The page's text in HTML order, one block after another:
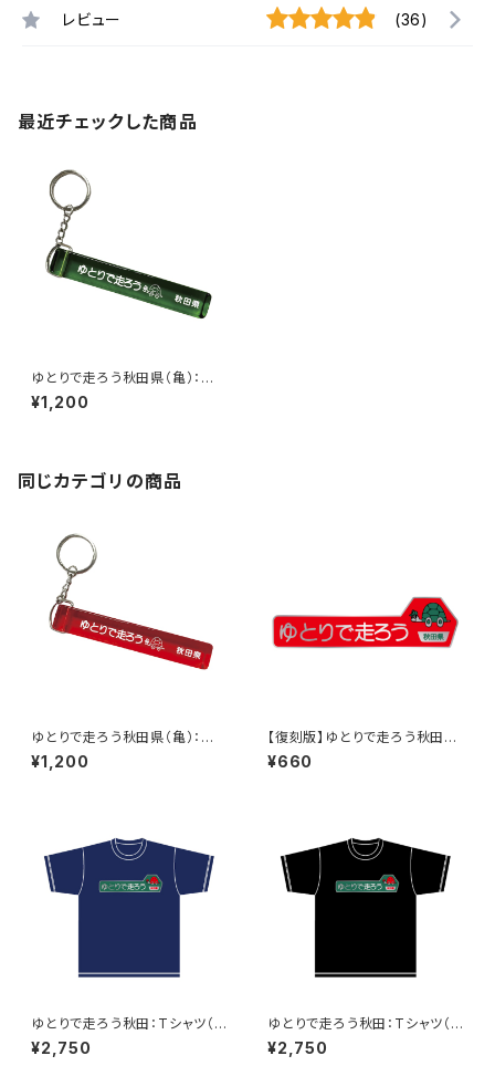
レビュー (36)
最近チェックした商品
ゆとりで走ろう秋田県（亀）：ホ
テルキーホルダー（グリーン）
¥1,200
同じカテゴリの商品
ゆとりで走ろう秋田県（亀）：ホ
テルキーホルダー（レッド）
¥1,200
【復刻版】ゆとりで走ろう秋田県
（赤）：ステッカー（大）
¥660
ゆとりで走ろう秋田：Tシャツ（N
aby）A
¥2,750
ゆとりで走ろう秋田：Tシャツ（B
lack）A
¥2,750